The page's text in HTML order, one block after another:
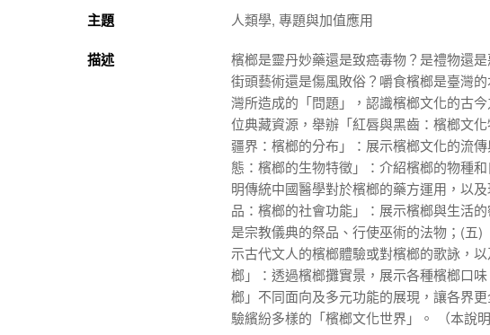
主題 人類學, 專題與加值應用
描述
檳榔是靈丹妙藥還是致癌毒物？是禮物還
街頭藝術還是傷風敗俗？嚼食檳榔是臺灣
灣所造成的「問題」，認識檳榔文化的古今
位典藏資源，舉辦「紅唇與黑齒：檳榔文
疆界：檳榔的分布」：展示檳榔文化的流
態：檳榔的生物特徵」：介紹檳榔的物種
明傳統中國醫學對於檳榔的藥方運用，以
品：檳榔的社會功能」：展示檳榔與生活
是宗教儀典的祭品、行使巫術的法物；(五
示古代文人的檳榔體驗或對檳榔的歌詠，
榔」：透過檳榔攤實景，展示各種檳榔口
榔」不同面向及多元功能的展現，讓各界
驗繽紛多樣的「檳榔文化世界」。 （本說